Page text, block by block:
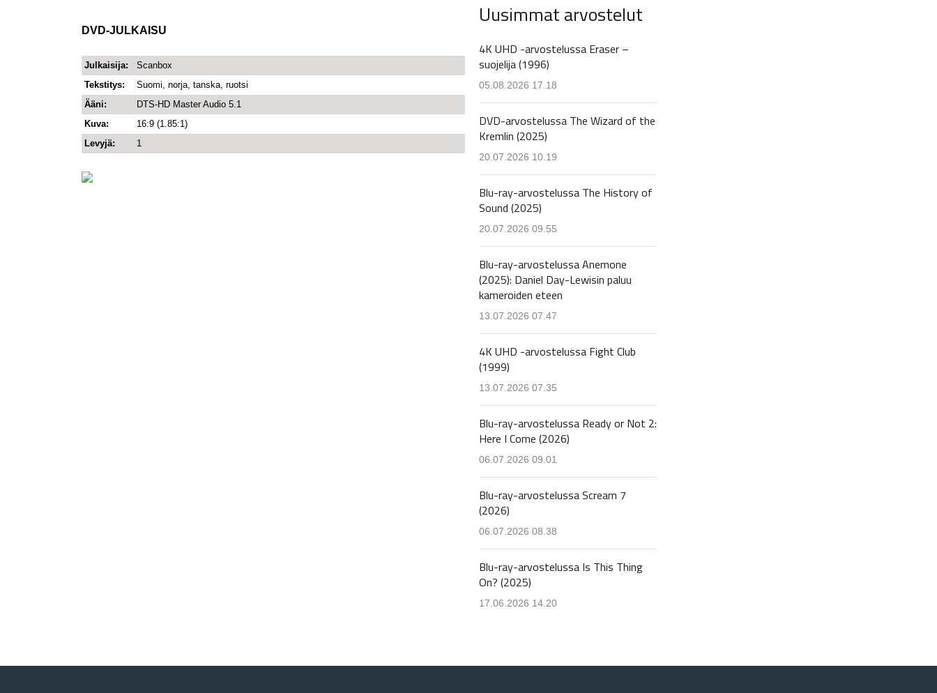
DVD-JULKAISU
Julkaisija:
Scanbox
Tekstitys:
Suomi, norja, tanska, ruotsi
Ääni:
DTS-HD Master Audio 5.1
Kuva:
16:9 (1.85:1)
Levyjä:
1
Uusimmat arvostelut
4K UHD -arvostelussa Eraser –
suojelija (1996)
05.08.2026 17.18
DVD-arvostelussa The Wizard of the
Kremlin (2025)
20.07.2026 10.19
Blu-ray-arvostelussa The History of
Sound (2025)
20.07.2026 09.55
Blu-ray-arvostelussa Anemone
(2025): Daniel Day-Lewisin paluu
kameroiden eteen
13.07.2026 07.47
4K UHD -arvostelussa Fight Club
(1999)
13.07.2026 07.35
Blu-ray-arvostelussa Ready or Not 2:
Here I Come (2026)
06.07.2026 09.01
Blu-ray-arvostelussa Scream 7
(2026)
06.07.2026 08.38
Blu-ray-arvostelussa Is This Thing
On? (2025)
17.06.2026 14.20